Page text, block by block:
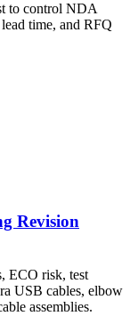
to control NDA
time, and RFQ
Revision
ECO risk, test
USB cables, elbow
assemblies.